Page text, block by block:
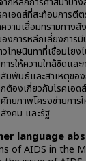
เอดส์ที่สะท้อนการตี
ความเสื่อมทรามทา
องการหลีกเลี่ยงกา
โทษนินทาที่เชื่อมโย
ารให้ความใกล้ชิดแ
มพันธ์และสาเหตุขอ
ต้องเกี่ยวกับโรคเอ
กยภาพโครงข่ายกา
งคม และรัฐ
language
of AIDS in the